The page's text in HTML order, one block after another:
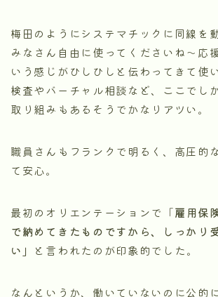
梅田のようにシステマチックに同線を
みなさん自由に使ってくださいね～応
いう感じがひしひしと伝わってきて使
検査やバーチャル相談など、ここでし
取り組みもあるそうでかなりアツい。
職員さんもフランクで明るく、高圧的
て安心。
最初のオリエンテーションで「雇用保
で納めてきたものですから、しっかり
い」
と言われたのが印象的でした。
なんというか、働いていないのに公的